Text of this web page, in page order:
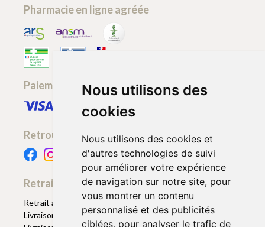
Nous utilisons des
cookies
Nous utilisons des cookies et
d'autres technologies de suivi
pour améliorer votre expérience
de navigation sur notre site, pour
vous montrer un contenu
personnalisé et des publicités
ciblées, pour analyser le trafic de
Pharmacie en ligne agréée
Paiement sécurisé
Retrouvez-nous
Retrait - Livraison
Retrait à la pharmacie - Click & Collect
Livraison en Point Relais